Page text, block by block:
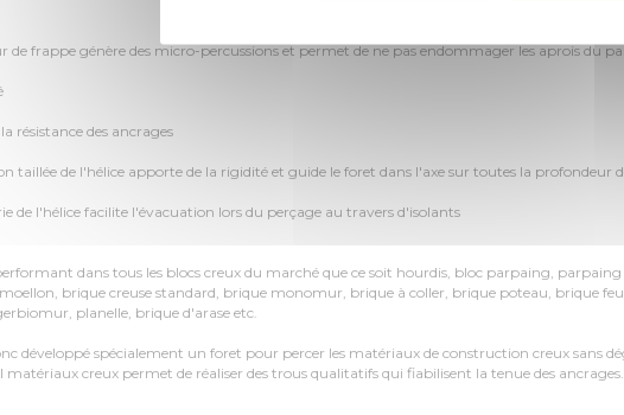
de frappe génère des micro-percussions et permet de ne pas endommager les aprois du
résistance des ancrages
taillée de l'hélice apporte de la rigidité et guide le foret dans l'axe sur toutes la profondeur
de l'hélice facilite l'évacuation lors du perçage au travers d'isolants
dans tous les blocs creux du marché que ce soit hourdis, bloc parpaing,
brique creuse standard, brique monomur, brique à coller, brique poteau, brique
planelle, brique d'arase etc.
développé spécialement un foret pour percer les matériaux de construction creux sans
matériaux creux permet de réaliser des trous qualitatifs qui fiabilisent la tenue des ancrages.